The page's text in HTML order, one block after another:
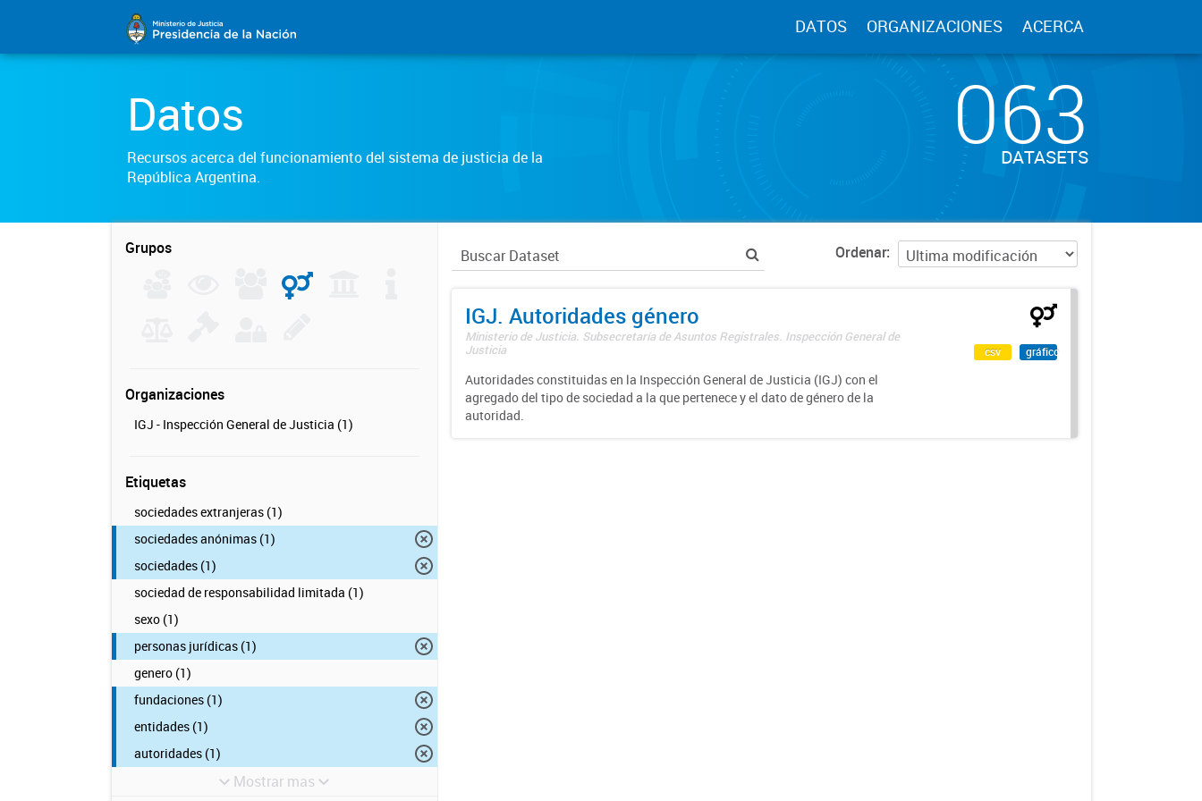
DATOS ORGANIZACIONES ACERCA
Datos
Recursos acerca del funcionamiento del sistema de justicia de la
República Argentina.
063
DATASETS
Grupos
Organizaciones
IGJ - Inspección General de Justicia (1)
Etiquetas
sociedades extranjeras (1)
sociedades anónimas (1)
sociedades (1)
sociedad de responsabilidad limitada (1)
sexo (1)
personas jurídicas (1)
genero (1)
fundaciones (1)
entidades (1)
autoridades (1)
Mostrar mas
Ordenar
IGJ. Autoridades género
Ministerio de Justicia. Subsecretaría de Asuntos Registrales. Inspección General de
Justicia
Autoridades constituidas en la Inspección General de Justicia (IGJ) con el
agregado del tipo de sociedad a la que pertenece y el dato de género de la
autoridad.
csv gráfico